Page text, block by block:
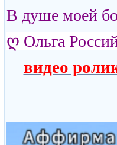
В душе моей
ღ Ольга
видео